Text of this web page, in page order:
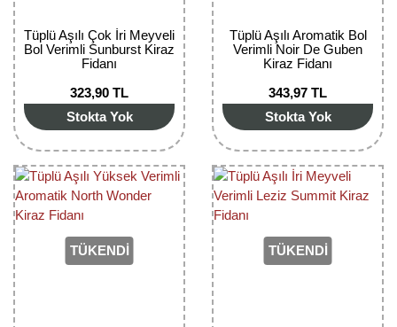
Tüplü Aşılı Çok İri Meyveli
Bol Verimli Sunburst Kiraz
Fidanı
323,90 TL
Stokta Yok
Tüplü Aşılı Aromatik Bol
Verimli Noir De Guben
Kiraz Fidanı
343,97 TL
Stokta Yok
TÜKENDİ TÜKENDİ
Fidan Anaçları ve Aşı Kalemleri
Fındık Fidanı
Frenk Üzümü Fidanı
Girebolu Fidanı
Goji Berry Fidanı
Hünnap Fidanı